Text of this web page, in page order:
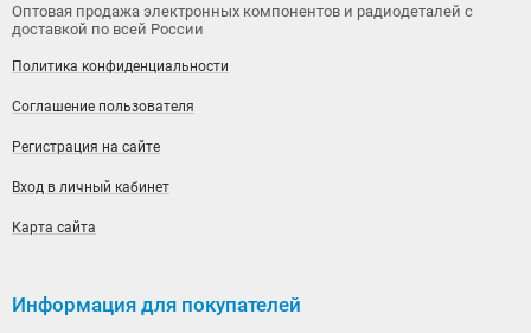
Оптовая продажа электронных компонентов и радиодеталей с
доставкой по всей России
Политика конфиденциальности
Соглашение пользователя
Регистрация на сайте
Вход в личный кабинет
Карта сайта
Информация для покупателей